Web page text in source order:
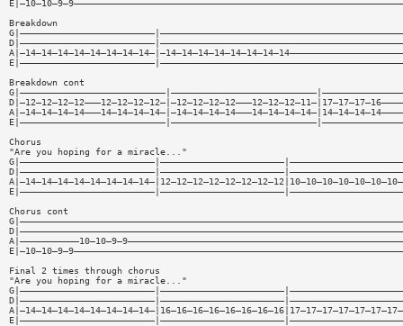
Breakdown
Breakdown cont
Chorus
"Are you hoping for a miracle..."
Chorus cont
Final 2 times through chorus
"Are you hoping for a miracle..."